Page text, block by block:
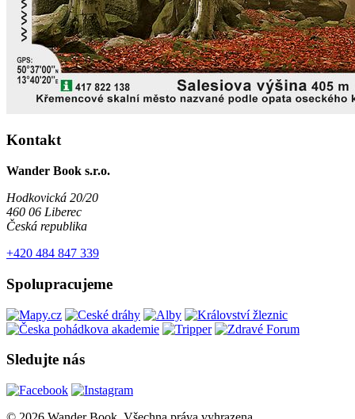
Kontakt
Wander Book s.r.o.
Hodkovická 20/20
460 06 Liberec
Česká republika
+420 484 847 339
Spolupracujeme
Sledujte nás